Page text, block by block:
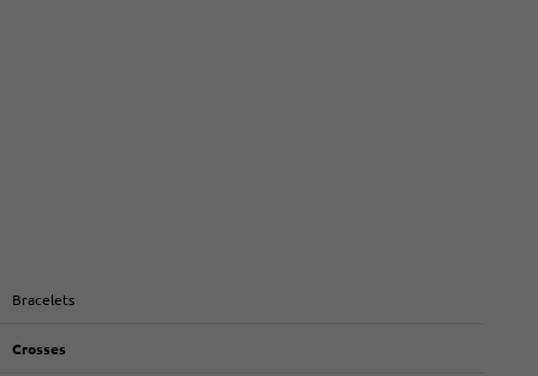
Bracelets
Crosses